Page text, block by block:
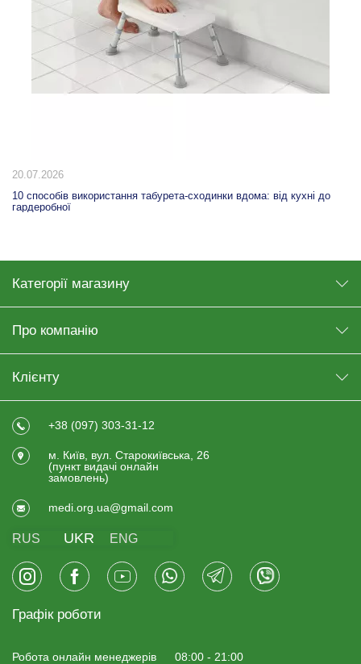
20.07.2026
10 способів використання табурета-сходинки вдома: від кухні до
гардеробної
Категорії магазину
Про компанію
Клієнту
+38 (097) 303-31-12
м. Київ, вул. Старокиївська, 26
(пункт видачi онлайн
замовлень)
medi.org.ua@gmail.com
RUS UKR ENG
Графік роботи
Робота онлайн менеджерiв
08:00 - 21:00